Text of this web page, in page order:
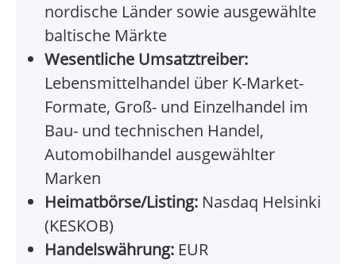
nordische Länder sowie ausgewählte
baltische Märkte
Wesentliche Umsatztreiber:
Lebensmittelhandel über K-Market-
Formate, Groß- und Einzelhandel im
Bau- und technischen Handel,
Automobilhandel ausgewählter
Marken
Heimatbörse/Listing: Nasdaq Helsinki
(KESKOB)
Handelswährung: EUR